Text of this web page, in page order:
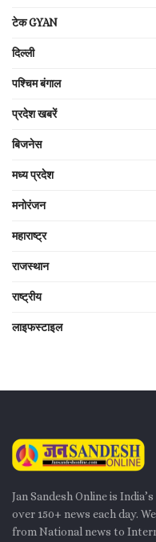
टेक GYAN
दिल्ली
पश्चिम बंगाल
प्रदेश खबरें
बिजनेस
मध्य प्रदेश
मनोरंजन
महाराष्ट्र
राजस्थान
राष्ट्रीय
लाइफस्टाइल
Jan Sandesh Online is
over 150+ news each day.
from National news to